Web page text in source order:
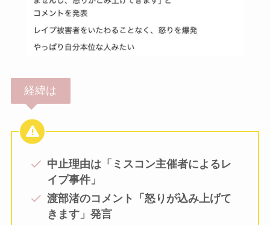
経緯は
中止理由は「ミスコン主催者によるレ
イプ事件」
渡部渚のコメント「怒りが込み上げて
きます」発言